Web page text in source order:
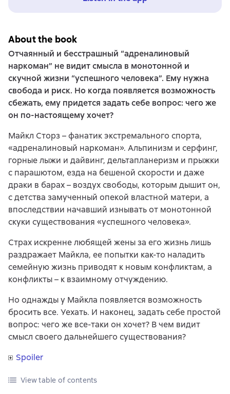
About the book
Отчаянный и бесстрашный “адреналиновый
наркоман” не видит смысла в монотонной и
скучной жизни “успешного человека”. Ему нужна
свобода и риск. Но когда появляется возможность
сбежать, ему придется задать себе вопрос: чего же
он по-настоящему хочет?
Майкл Сторз – фанатик экстремального спорта,
«адреналиновый наркоман». Альпинизм и серфинг,
горные лыжи и дайвинг, дельтапланеризм и прыжки
с парашютом, езда на бешеной скорости и даже
драки в барах – воздух свободы, которым дышит он,
с детства замученный опекой властной матери, а
впоследствии начавший изнывать от монотонной
скуки существования «успешного человека».
Страх искренне любящей жены за его жизнь лишь
раздражает Майкла, ее попытки как-то наладить
семейную жизнь приводят к новым конфликтам, а
конфликты – к взаимному отчуждению.
Но однажды у Майкла появляется возможность
бросить все. Уехать. И наконец, задать себе простой
вопрос: чего же все-таки он хочет? В чем видит
смысл своего дальнейшего существования?
Spoiler
View table of contents